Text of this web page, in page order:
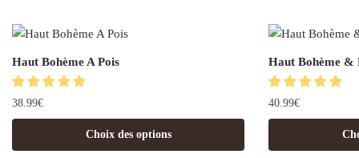
Haut Bohème A Pois
38.99€
Choix des options
Haut Bohème &
40.99€